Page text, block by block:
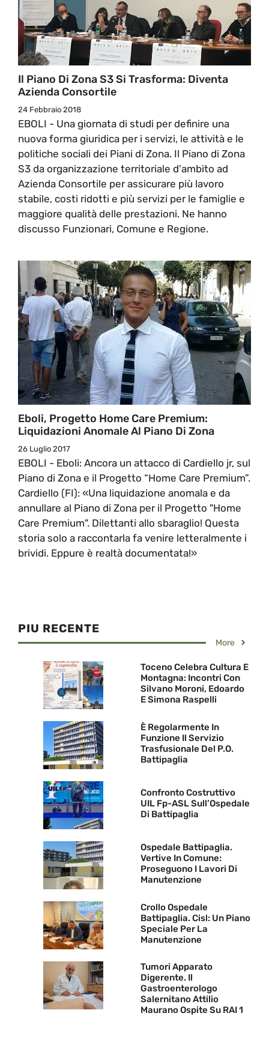
Il Piano Di Zona S3 Si Trasforma: Diventa
Azienda Consortile
24 Febbraio 2018
EBOLI - Una giornata di studi per definire una
nuova forma giuridica per i servizi, le attività e le
politiche sociali dei Piani di Zona. Il Piano di Zona
S3 da organizzazione territoriale d'ambito ad
Azienda Consortile per assicurare più lavoro
stabile, costi ridotti e più servizi per le famiglie e
maggiore qualità delle prestazioni. Ne hanno
discusso Funzionari, Comune e Regione.
Eboli, Progetto Home Care Premium:
Liquidazioni Anomale Al Piano Di Zona
26 Luglio 2017
EBOLI - Eboli: Ancora un attacco di Cardiello jr, sul
Piano di Zona e il Progetto “Home Care Premium”.
Cardiello (FI): «Una liquidazione anomala e da
annullare al Piano di Zona per il Progetto "Home
Care Premium". Dilettanti allo sbaraglio! Questa
storia solo a raccontarla fa venire letteralmente i
brividi. Eppure è realtà documentata!»
PIU RECENTE
More
Toceno Celebra Cultura E
Montagna: Incontri Con
Silvano Moroni, Edoardo
E Simona Raspelli
È Regolarmente In
Funzione Il Servizio
Trasfusionale Del P.O.
Battipaglia
Confronto Costruttivo
UIL Fp-ASL Sull’Ospedale
Di Battipaglia
Ospedale Battipaglia.
Vertive In Comune:
Proseguono I Lavori Di
Manutenzione
Crollo Ospedale
Battipaglia. Cisl: Un Piano
Speciale Per La
Manutenzione
Tumori Apparato
Digerente. Il
Gastroenterologo
Salernitano Attilio
Maurano Ospite Su RAI 1